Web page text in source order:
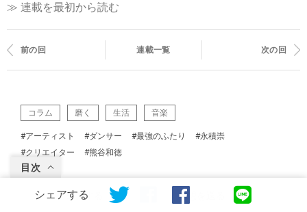
目次
≫ 連載を最初から読む
前の回 連載一覧 次の回
コラム 磨く 生活 音楽
#アーティスト #ダンサー #最強のふたり
#永積崇
#クリエイター
#熊谷和徳
シェアする 感想を送る
シェアする